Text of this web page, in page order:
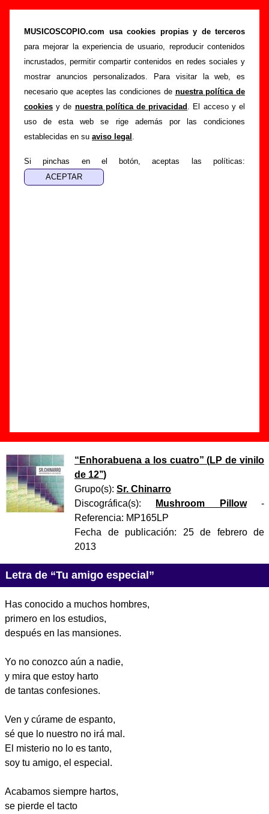
MUSICOSCOPIO.com usa cookies propias y de terceros
para mejorar la experiencia de usuario, reproducir contenidos
incrustados, permitir compartir contenidos en redes sociales y
mostrar anuncios personalizados. Para visitar la web, es
necesario que aceptes las condiciones de nuestra política de
cookies y de nuestra política de privacidad . El acceso y el
uso de esta web se rige además por las condiciones
establecidas en su aviso legal .
Si pinchas en el botón, aceptas las políticas:
“Tu amigo especial”, canción de Sr. Chinarro
(Letra e información)
Portada >Sr. Chinarro >Canciones >Tu amigo especial
Esta página pretende recopilar todo tipo de información
sobre lacanción "Tu amigo especial " interpretada por
Chinarro. Además de su letra, también aparecerá
información sobre el autor o los autores, sobre los discos en
los que está incluido este tema, sobre la grabación del
encuentras errores o tienes información adicional, puedes
ayudar a
completar esta información
“ Enhorabuena a los cuatro” (LP de vinilo
de 12’’)
Grupo(s): Sr. Chinarro
Discográfica(s):
Mushroom Pillow-
Referencia: MP165LP
Fecha de publicación: 25 de febrero de
2013
Letra de “Tu amigo especial”
Has conocido a muchos hombres,
primero en los estudios,
después en las mansiones.
Yo no conozco aún a nadie,
y mira que estoy harto
de tantas confesiones.
Ven y cúrame de espanto,
sé que lo nuestro no irá mal.
El misterio no lo es tanto,
soy tu amigo, el especial.
Acabamos siempre hartos,
se pierde el tacto